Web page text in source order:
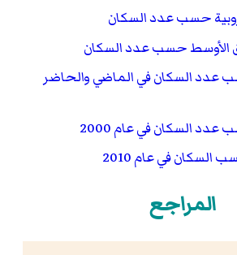
حسب عدد السكان
الأوسط حسب عدد السكان
عدد السكان في الماضي والحاضر
السكان في عام 2000
السكان في عام 2010
المراجع